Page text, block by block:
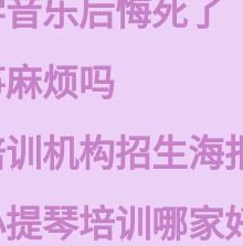
乐后悔死了
烦吗
机构招生海
琴培训哪家